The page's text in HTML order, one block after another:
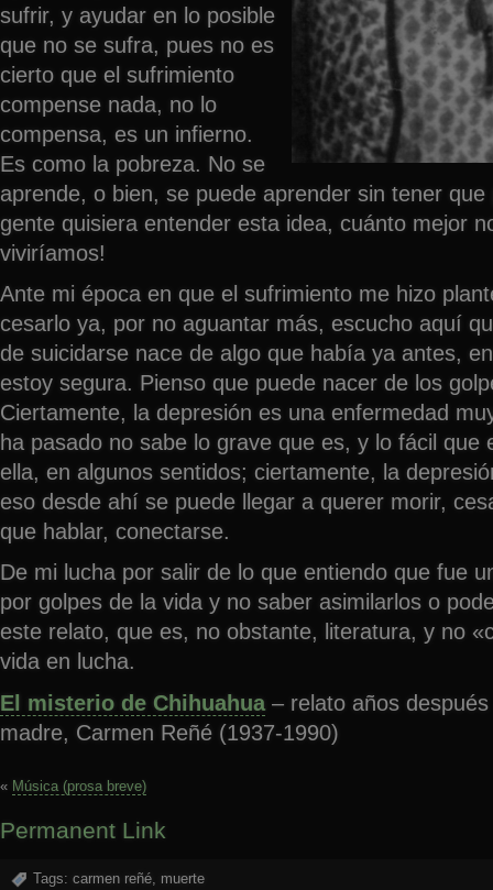
sufrir, y ayudar en lo posible
que no se sufra, pues no es
cierto que el sufrimiento
compense nada, no lo
compensa, es un infierno.
Es como la pobreza. No se
aprende, o bien, se puede aprender sin tener que
gente quisiera entender esta idea, cuánto mejor
viviríamos!
Ante mi época en que el sufrimiento me hizo
cesarlo ya, por no aguantar más, escucho aquí
de suicidarse nace de algo que había ya antes,
estoy segura. Pienso que puede nacer de los
Ciertamente, la depresión es una enfermedad
ha pasado no sabe lo grave que es, y lo fácil que
ella, en algunos sentidos; ciertamente, la
eso desde ahí se puede llegar a querer morir,
que hablar, conectarse.
De mi lucha por salir de lo que entiendo que fue
por golpes de la vida y no saber asimilarlos o
este relato, que es, no obstante, literatura, y no
vida en lucha.
El misterio de Chihuahua – relato años
madre, Carmen Reñé (1937-1990)
« Música (prosa breve)
Permanent Link
Tags: carmen reñé, muerte